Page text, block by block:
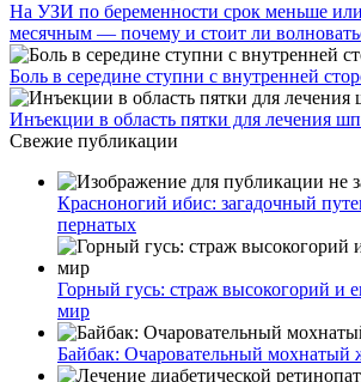
На УЗИ по беременности срок меньше
месячным — почему и стоит ли
Боль в середине ступни с внутренней
Инъекции в область пятки для лечения
Свежие публикации
Красноногий ибис: загадочный
пернатых
Горный гусь: страж высокогорий и
мир
Байбак: Очаровательный мохнатый